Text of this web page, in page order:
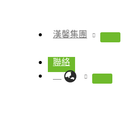
漢馨集團
聯絡